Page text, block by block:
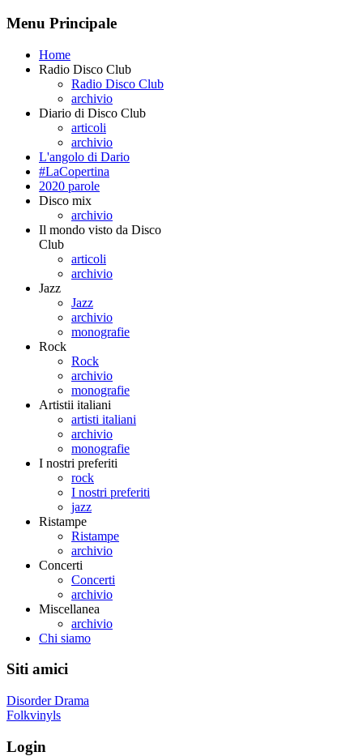
Menu Principale
Home
Radio Disco Club
Radio Disco Club
archivio
Diario di Disco Club
articoli
archivio
L'angolo di Dario
#LaCopertina
2020 parole
Disco mix
archivio
Il mondo visto da Disco
Club
articoli
archivio
Jazz
Jazz
archivio
monografie
Rock
Rock
archivio
monografie
Artistii italiani
artisti italiani
archivio
monografie
I nostri preferiti
rock
I nostri preferiti
jazz
Ristampe
Ristampe
archivio
Concerti
Concerti
archivio
Miscellanea
archivio
Chi siamo
Siti amici
Disorder Drama
Folkvinyls
Login